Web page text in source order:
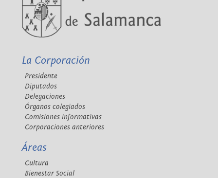
La Corporación
Presidente
Diputados
Delegaciones
Órganos colegiados
Comisiones informativas
Corporaciones anteriores
Áreas
Cultura
Bienestar Social